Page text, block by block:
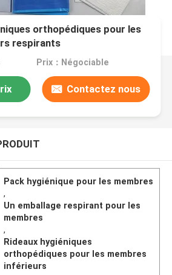
orthopédiques pour les
respirants
Prix：Négociable
Contactez nous
Pack hygiénique pour les membres
,
Un emballage respirant pour les
membres
,
Rideaux hygiéniques
orthopédiques pour les membres
inférieurs